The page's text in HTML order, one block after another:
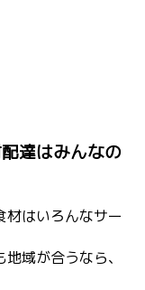
達はみんなの
材はいろんなサー
域が合うなら、